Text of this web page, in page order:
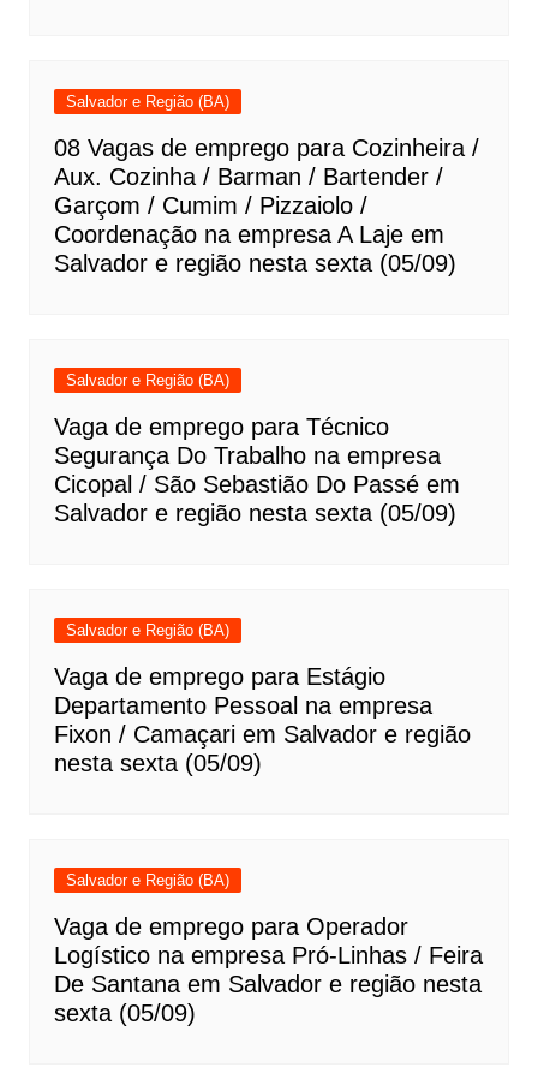
Salvador e Região (BA)
08 Vagas de emprego para Cozinheira /
Aux. Cozinha / Barman / Bartender /
Garçom / Cumim / Pizzaiolo /
Coordenação na empresa A Laje em
Salvador e região nesta sexta (05/09)
Salvador e Região (BA)
Vaga de emprego para Técnico
Segurança Do Trabalho na empresa
Cicopal / São Sebastião Do Passé em
Salvador e região nesta sexta (05/09)
Salvador e Região (BA)
Vaga de emprego para Estágio
Departamento Pessoal na empresa
Fixon / Camaçari em Salvador e região
nesta sexta (05/09)
Salvador e Região (BA)
Vaga de emprego para Operador
Logístico na empresa Pró-Linhas / Feira
De Santana em Salvador e região nesta
sexta (05/09)